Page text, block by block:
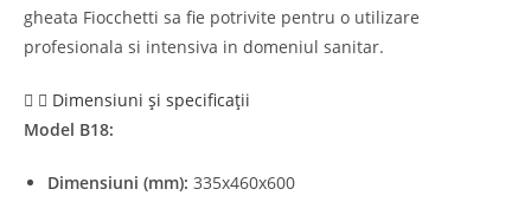
gheata Fiocchetti sa fie potrivite pentru o utilizare
profesionala si intensiva in domeniul sanitar.
Dimensiuni și specificații
Model B18:
Dimensiuni (mm): 335x460x600